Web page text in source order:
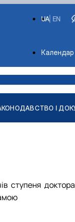
EN
UA
Календар
програми
І
ступеня